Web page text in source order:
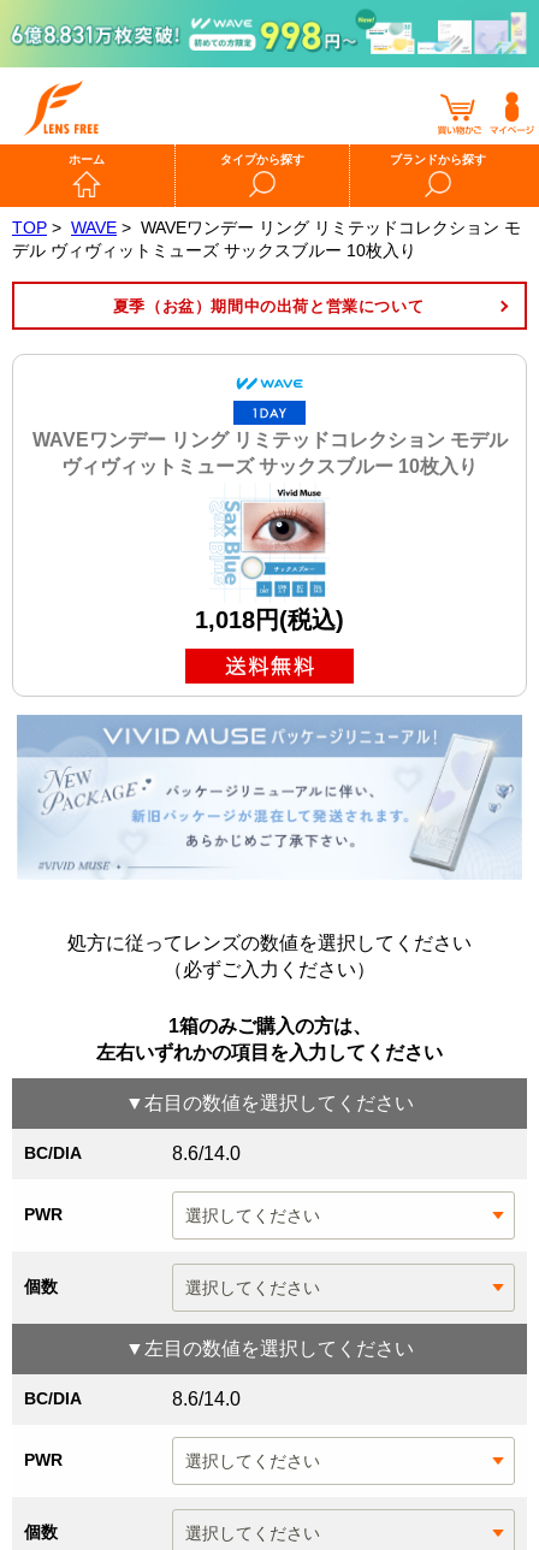
ホーム タイプから探す ブランドから探す
TOP > WAVE > WAVEワンデー リング リミテッドコレクション モ
デル ヴィヴィットミューズ サックスブルー 10枚入り
夏季（お盆）期間中の出荷と営業について
WAVEワンデー リング リミテッドコレクション モデル
ヴィヴィットミューズ サックスブルー 10枚入り
1,018円(税込)
処方に従ってレンズの数値を選択してください
（必ずご入力ください）
1箱のみご購入の方は、
左右いずれかの項目を入力してください
▼右目 の数値を選択してください
BC/DIA 8.6/14.0
PWR
個数
▼ 左目 の数値を選択してください
BC/DIA 8.6/14.0
PWR
個数